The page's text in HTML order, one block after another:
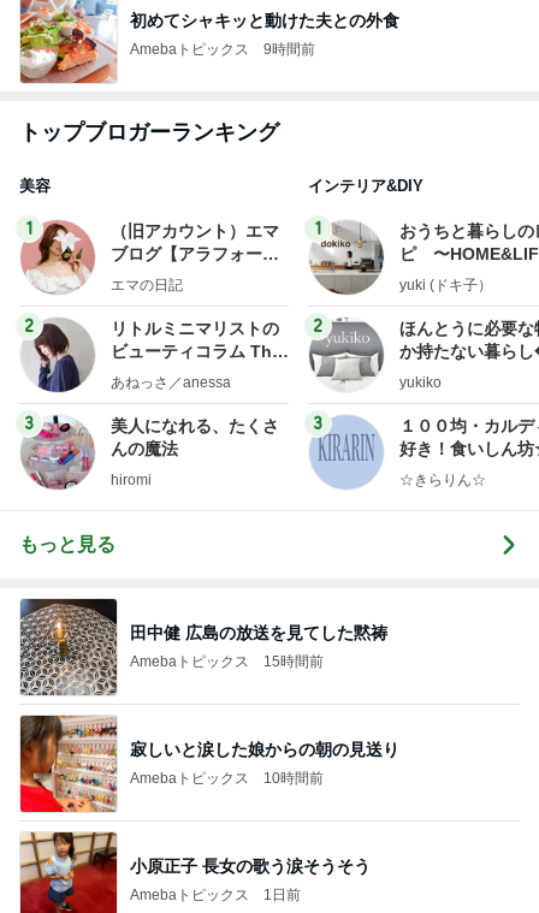
初めてシャキッと動けた夫との外食
Amebaトピックス 9時間前
トップブロガーランキング
美容
1
（旧アカウント）エマ
ブログ【アラフォー会
社売却セカンドライ
エマの日記
2
リトルミニマリストの
ビューティコラム The
little minimalist's bea
あねっさ／anessa
3
美人になれる、たくさ
んの魔法
hiromi
インテリア&DIY
1
おうちと暮らしの
ピ 〜
yuki (ドキ子）
2
ほんとうに必要な
か持たない暮ら
ep Life Simple◆
yukiko
3
１００均・カルデ
好き！食いしん
らりん☆のブログ
☆きらりん☆
もっと見る
田中健 広島の放送を見てした黙祷
Amebaトピックス 15時間前
寂しいと涙した娘からの朝の見送り
Amebaトピックス 10時間前
小原正子 長女の歌う涙そうそう
Amebaトピックス 1日前